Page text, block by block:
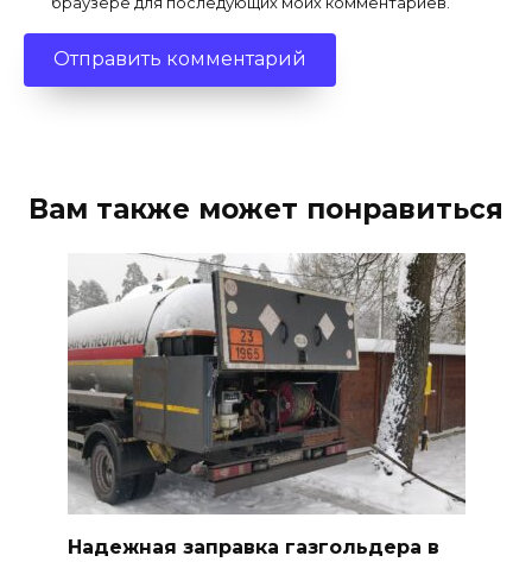
Вам также может понравиться
Надежная заправка газгольдера в